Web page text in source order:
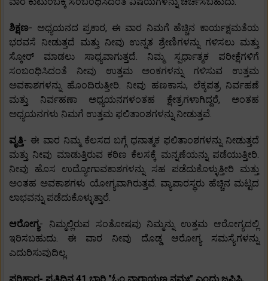
ಶಿಕ್ಷಣ- ಅಧ್ಯಯನದ ಪ್ರಕಾರ, ಈ ವಾರ ನಿಮಗೆ ಹೆಚ್ಚಿನ ಕಾರ್ಯಕ್ಷಮತೆಯ
ಭರವಸೆ ನೀಡುತ್ತದೆ ಮತ್ತು ನೀವು ಉನ್ನತ ಶ್ರೇಣಿಗಳನ್ನು ಗಳಿಸಲು ಮತ್ತು
ಸ್ಕೋರ್ ಮಾಡಲು ಸಾಧ್ಯವಾಗುತ್ತದೆ. ನಿಮ್ಮ ಸ್ಪರ್ಧಾತ್ಮಕ ಪರೀಕ್ಷೆಗಳಿಗೆ
ಸಂಬಂಧಿಸಿದಂತೆ ನೀವು ಉತ್ತಮ ಅಂಕಗಳನ್ನು ಗಳಿಸುವ ಉತ್ತಮ
ಅವಕಾಶಗಳನ್ನು ಹೊಂದಿರುತ್ತೀರಿ. ನೀವು ಹಣಕಾಸು, ಲೆಕ್ಕಪತ್ರ ನಿರ್ವಹಣೆ
ಮತ್ತು ನಿರ್ವಹಣಾ ಅಧ್ಯಯನಗಳಂತಹ ಕ್ಷೇತ್ರಗಳಾಗಿದ್ದರೆ, ಅಂತಹ
ಅಧ್ಯಯನಗಳು ನಿಮಗೆ ಉತ್ತಮ ಫಲಿತಾಂಶಗಳನ್ನು ನೀಡುತ್ತವೆ.
ವೃತ್ತಿ- ಈ ವಾರ ನಿಮ್ಮ ಕೆಲಸದ ಬಗ್ಗೆ ಧನಾತ್ಮಕ ಫಲಿತಾಂಶಗಳನ್ನು ನೀಡುತ್ತದೆ
ಮತ್ತು ನೀವು ಮಾಡುತ್ತಿರುವ ಕಠಿಣ ಕೆಲಸಕ್ಕೆ ಮನ್ನಣೆಯನ್ನು ಪಡೆಯುತ್ತೀರಿ.
ನೀವು ಹೊಸ ಉದ್ಯೋಗಾವಕಾಶಗಳನ್ನು ಸಹ ಪಡೆದುಕೊಳ್ಳುತ್ತೀರಿ ಮತ್ತು
ಅಂತಹ ಅವಕಾಶಗಳು ಯೋಗ್ಯವಾಗಿರುತ್ತವೆ. ವ್ಯಾಪಾರಸ್ಥರು ಹೆಚ್ಚಿನ ಮಟ್ಟದ
ಲಾಭವನ್ನು ಪಡೆದುಕೊಳ್ಳುತ್ತಾರೆ.
ಆರೋಗ್ಯ- ನಿಮ್ಮಲ್ಲಿರುವ ಸಂತೋಷವು ನಿಮ್ಮನ್ನು ಉತ್ತಮ ಆರೋಗ್ಯದಲ್ಲಿ
ಇರಿಸಬಹುದು. ಈ ವಾರ ನೀವು ದೊಡ್ಡ ಆರೋಗ್ಯ ಸಮಸ್ಯೆಗಳನ್ನು
ಎದುರಿಸುವುದಿಲ್ಲ.